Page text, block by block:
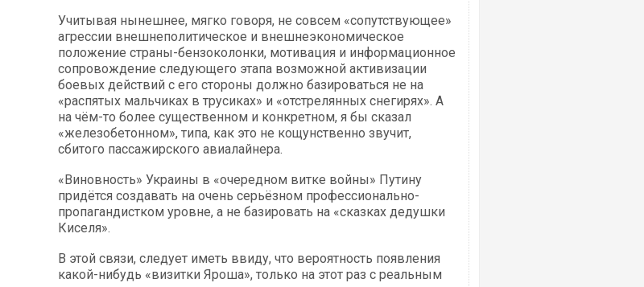
Учитывая нынешнее, мягко говоря, не совсем «сопутствующее»
агрессии внешнеполитическое и внешнеэкономическое
положение страны-бензоколонки, мотивация и информационное
сопровождение следующего этапа возможной активизации
боевых действий с его стороны должно базироваться не на
«распятых мальчиках в трусиках» и «отстрелянных снегирях». А
на чём-то более существенном и конкретном, я бы сказал
«железобетонном», типа, как это не кощунственно звучит,
сбитого пассажирского авиалайнера.
«Виновность» Украины в «очередном витке войны» Путину
придётся создавать на очень серьёзном профессионально-
пропагандистком уровне, а не базировать на «сказках дедушки
Киселя».
В этой связи, следует иметь ввиду, что вероятность появления
какой-нибудь «визитки Яроша», только на этот раз с реальным